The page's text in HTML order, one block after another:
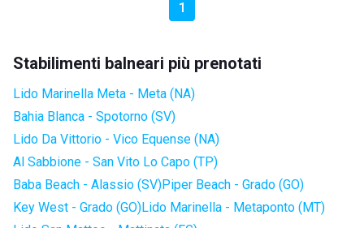
1
Stabilimenti balneari più prenotati
Lido Marinella Meta - Meta (NA)
Bahia Blanca - Spotorno (SV)
Lido Da Vittorio - Vico Equense (NA)
Al Sabbione - San Vito Lo Capo (TP)
Baba Beach - Alassio (SV)Piper Beach - Grado (GO)
Key West - Grado (GO)Lido Marinella - Metaponto (MT)